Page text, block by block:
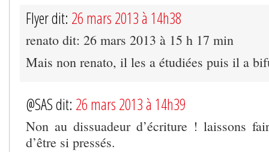
Flyer dit: 26 mars 2013 à 14h38
renato dit: 26 mars 2013 à 15 h 17 min
Mais non renato, il les a étudiées puis il a
@SAS dit: 26 mars 2013 à 14h39
Non au dissuadeur d’écriture ! laissons
d’être si pressés.